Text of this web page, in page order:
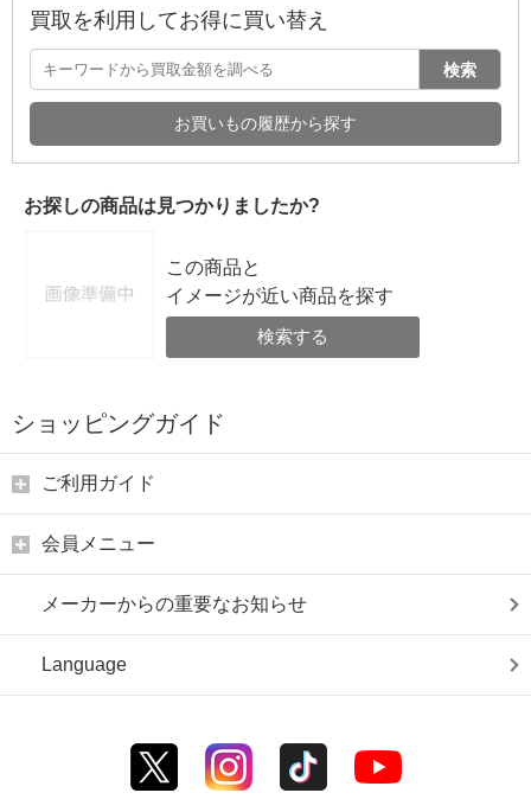
買取を利用してお得に買い替え
検索
お買いもの履歴から探す
お探しの商品は見つかりましたか?
この商品と
イメージが近い商品を探す
検索する
ショッピングガイド
ご利用ガイド
会員メニュー
メーカーからの重要なお知らせ
Language